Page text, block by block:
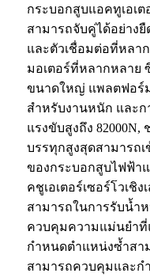
กระบอกสูบแอคทูเอเต
สามารถจับคู่ได้อย่าง
และตัวเชื่อมต่อที่หลา
มอเตอร์ที่หลากหลาย
ขนาดใหญ่ แพลตฟอร์
สำหรับงานหนัก และก
แรงขับสูงถึง
บรรทุกสูงสุดสามารถเ
ของกระบอกสูบไฟฟ้า
คชูเอเตอร์เซอร์โวเชิ
สามารถในการรับน้ำ
ควบคุมความแม่นยำที่
กำหนดตำแหน่งซ้ำสา
สามารถควบคุมและก